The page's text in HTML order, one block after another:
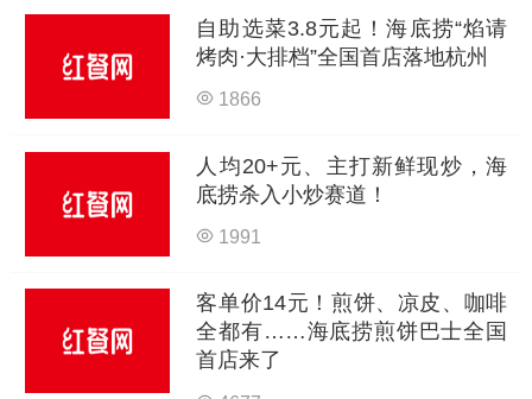
自助选菜3.8元起！海底捞“焰请
烤肉·大排档”全国首店落地杭州
1866
人均20+元、主打新鲜现炒，海
底捞杀入小炒赛道！
1991
客单价14元！煎饼、凉皮、咖啡
全都有……海底捞煎饼巴士全国
首店来了